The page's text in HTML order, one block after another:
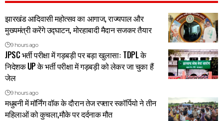
झारखंड आदिवासी महोत्सव का आगाज, राज्यपाल और
मुख्यमंत्री करेंगे उद्घाटन, मोरहाबादी मैदान सजकर तैयार
9 hours ago
JPSC भर्ती परीक्षा में गड़बड़ी पर बड़ा खुलासाः TDPL के
निदेशक UP के भर्ती परीक्षा में गड़बड़ी को लेकर जा चुका हैं
जेल
9 hours ago
मधुबनी में मॉर्निंग वॉक के दौरान तेज रफ्तार स्कॉर्पियो ने तीन
महिलाओं को कुचला,मौके पर दर्दनाक मौत